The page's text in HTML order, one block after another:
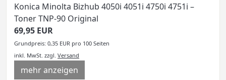
Konica Minolta Bizhub 4050i 4051i 4750i 4751i –
Toner TNP-90 Original
69,95 EUR
Grundpreis: 0,35 EUR pro 100 Seiten
inkl. MwSt. zzgl. Versand
mehr anzeigen